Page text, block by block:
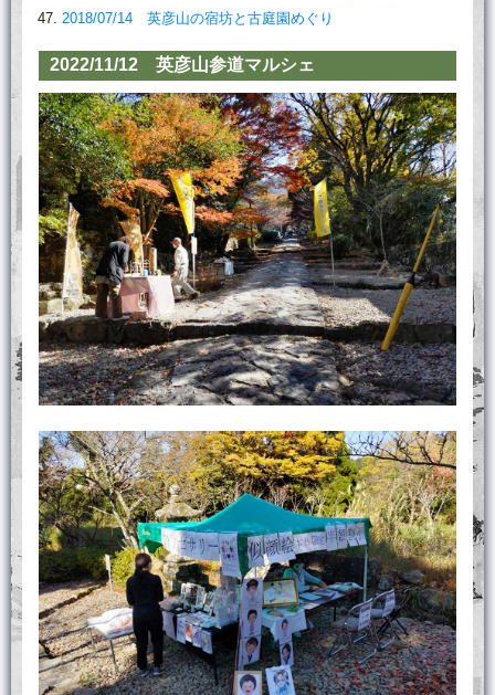
2018/07/14 英彦山の宿坊と古庭園めぐり
2022/11/12 英彦山参道マルシェ